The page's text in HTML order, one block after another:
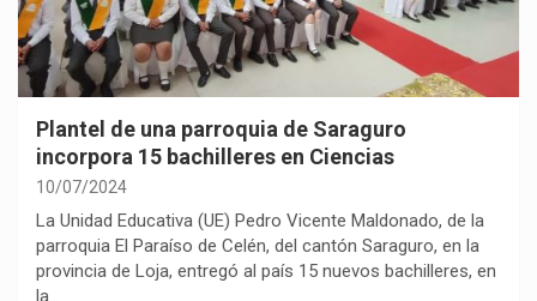
Plantel de una parroquia de Saraguro
incorpora 15 bachilleres en Ciencias
10/07/2024
La Unidad Educativa (UE) Pedro Vicente Maldonado, de la
parroquia El Paraíso de Celén, del cantón Saraguro, en la
provincia de Loja, entregó al país 15 nuevos bachilleres, en
la…